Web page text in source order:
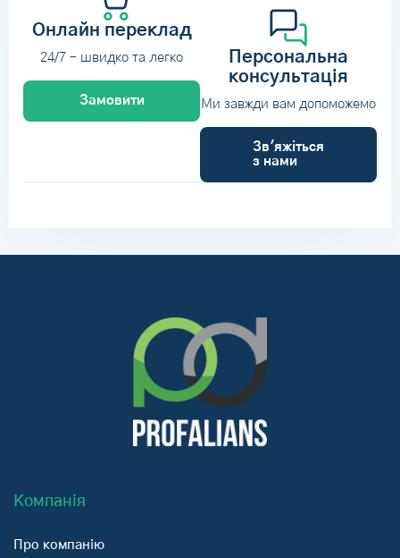
Онлайн переклад
24/7 – швидко та легко
Замовити
Персональна
консультація
Ми завжди вам допоможемо
Зв'яжіться
з нами
Компанія
Про компанію